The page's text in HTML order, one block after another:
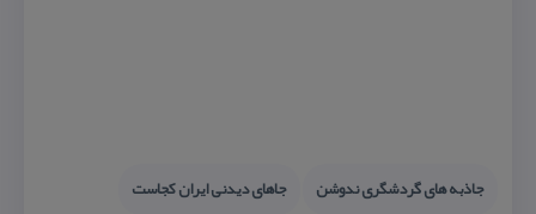
جاذبه های گردشگری ندوشن
جاهای دیدنی ایران كجاست